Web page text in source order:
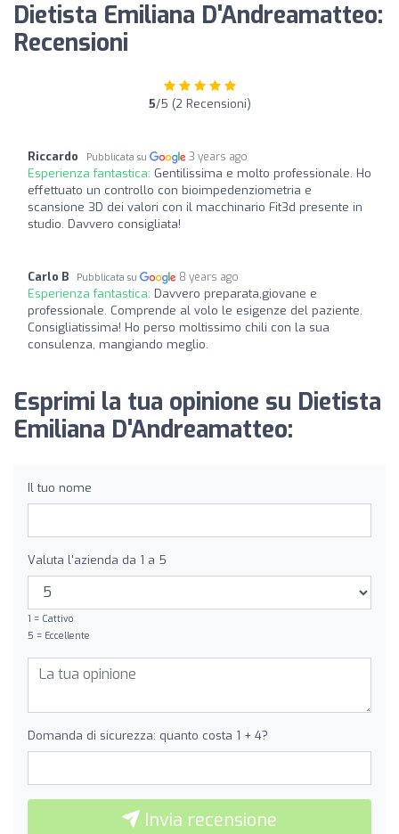
Dietista Emiliana D'Andreamatteo:
Recensioni
5/5 (2 Recensioni)
Riccardo Pubblicata su 3 years ago
Esperienza fantastica: Gentilissima e molto professionale. Ho
effettuato un controllo con bioimpedenziometria e
scansione 3D dei valori con il macchinario Fit3d presente in
studio. Davvero consigliata!
Carlo B Pubblicata su 8 years ago
Esperienza fantastica: Davvero preparata,giovane e
professionale. Comprende al volo le esigenze del paziente.
Consigliatissima! Ho perso moltissimo chili con la sua
consulenza, mangiando meglio.
Esprimi la tua opinione su Dietista
Emiliana D'Andreamatteo:
Il tuo nome
Valuta l'azienda da 1 a 5
1 = Cattivo
5 = Eccellente
Domanda di sicurezza: quanto costa 1 + 4?
Invia recensione